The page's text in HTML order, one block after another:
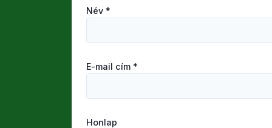
Név *
E-mail cím *
Honlap